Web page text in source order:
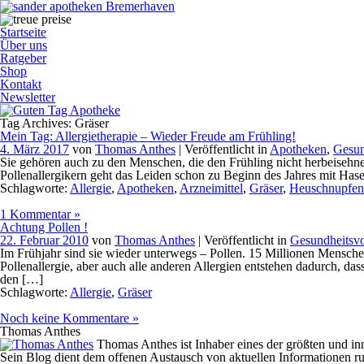
Startseite
Über uns
Ratgeber
Shop
Kontakt
Newsletter
Tag Archives: Gräser
Mein Tag: Allergietherapie – Wieder Freude am Frühling!
4. März 2017 von Thomas Anthes | Veröffentlicht in Apotheken,
Sie gehören auch zu den Menschen, die den Frühling nicht
Pollenallergikern geht das Leiden schon zu Beginn des Jahres mit
Schlagworte: Allergie, Apotheken, Arzneimittel, Gräser, Heuschnupfen
1 Kommentar »
Achtung Pollen !
22. Februar 2010 von Thomas Anthes | Veröffentlicht in
Im Frühjahr sind sie wieder unterwegs – Pollen. 15 Millionen
Pollenallergie, aber auch alle anderen Allergien entstehen dadurch,
den […]
Schlagworte: Allergie, Gräser
Noch keine Kommentare »
Thomas Anthes
Thomas Anthes ist Inhaber eines der größten und
Sein Blog dient dem offenen Austausch von aktuellen Informationen